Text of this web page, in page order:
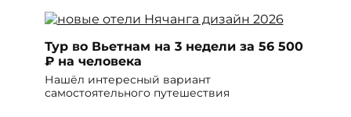
Тур во Вьетнам на 3 недели за 56 500
₽ на человека
Нашёл интересный вариант
самостоятельного путешествия